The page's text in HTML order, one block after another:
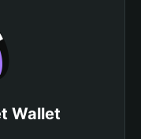
Wallet